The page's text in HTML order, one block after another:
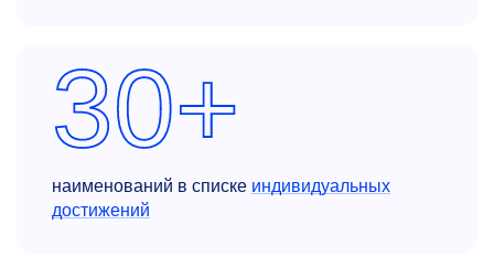
30+
наименований в списке индивидуальных
достижений